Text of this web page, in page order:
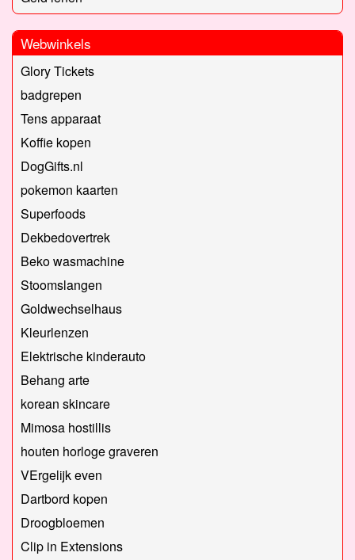
Webwinkels
Glory Tickets
badgrepen
Tens apparaat
Koffie kopen
DogGifts.nl
pokemon kaarten
Superfoods
Dekbedovertrek
Beko wasmachine
Stoomslangen
Goldwechselhaus
Kleurlenzen
Elektrische kinderauto
Behang arte
korean skincare
Mimosa hostillis
houten horloge graveren
VErgelijk even
Dartbord kopen
Droogbloemen
Clip in Extensions